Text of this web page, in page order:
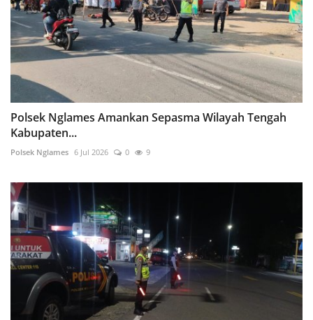
Polsek Nglames Amankan Sepasma Wilayah Tengah
Kabupaten...
Polsek Nglames 6 Jul 2026 0 9